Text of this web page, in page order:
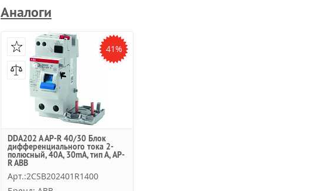
Аналоги
41%
DDA202 A AP-R 40/30 Блок
дифференциального тока 2-
полюсный, 40A, 30mA, тип А, AP-
R ABB
Арт.:2CSB202401R1400